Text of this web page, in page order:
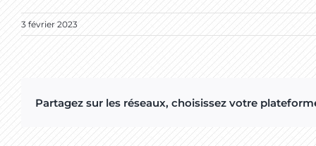
3 février 2023
Partagez sur les réseaux, choisissez votre